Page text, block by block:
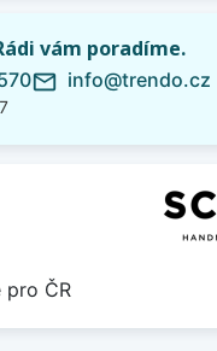
vám poradíme.
mail_outline info@trendo.cz
ČR